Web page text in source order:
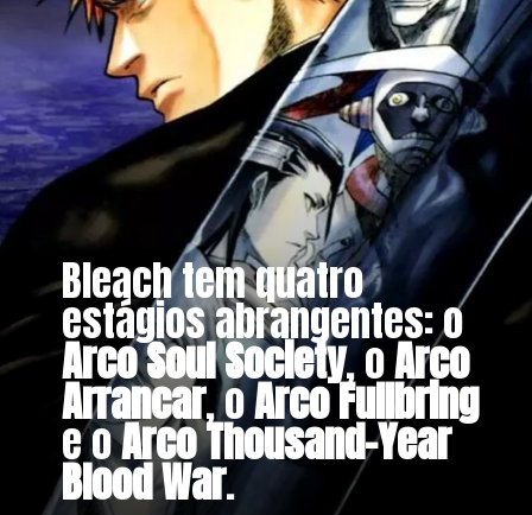
Bleach tem quatro
estágios abrangentes: o
Arco Soul Society, oArco
Arrancar, oArco Fullbring
e oArco Thousand-Year
Blood War.